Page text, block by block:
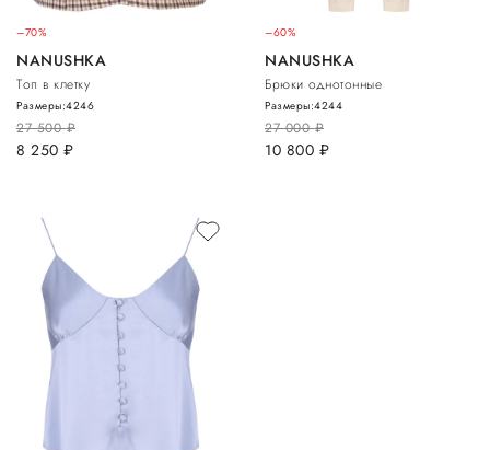
–70%
NANUSHKA
Топ в клетку
27 500руб.
8 250 руб.
Размеры:4246
–60%
NANUSHKA
Брюки однотонные
27 000руб.
10 800 руб.
Размеры:4244